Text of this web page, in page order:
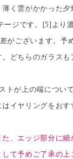
く雲がかかった
ージです。[5]より
がございます。予
どちらのガラス
トが上の端につい
イヤリングをお
、エッジ部分に
て予めご了承の上